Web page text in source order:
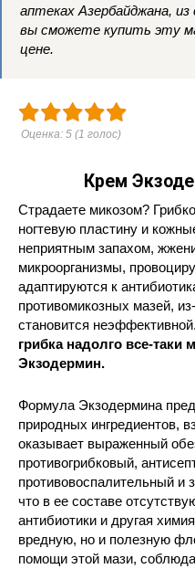
аптеках Азербайджана,
вы сможете купить эту
цене.
Оценка: 5 (1 голос)
Крем
Страдаете микозом?
ногтевую пластину и
неприятным запахом,
микроорганизмы,
адаптируются к
противомикозных мазей,
становится неэффективной.
грибка надолго все-таки
Экзодермин.
Формула Экзодермина
природных ингредиентов,
оказывает выраженный
противогрибковый,
противовоспалительный
что в ее составе
антибиотики и другая
вредную, но и полезную
помощи этой мази,